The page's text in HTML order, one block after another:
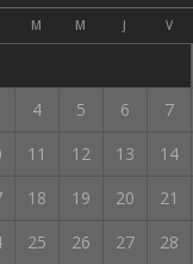
M M J V
4 5 6 7
11 12 13 14
18 19 20 21
25 26 27 28